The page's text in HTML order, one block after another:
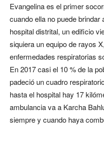
Evangelina es el primer
cuando ella no puede
hospital distrital, un edificio
siquiera un equipo de rayos
enfermedades respiratorias
En 2017 casi el 10 % de la
padeció un cuadro
hasta el hospital hay 17
ambulancia va a Karcha
siempre y cuando haya